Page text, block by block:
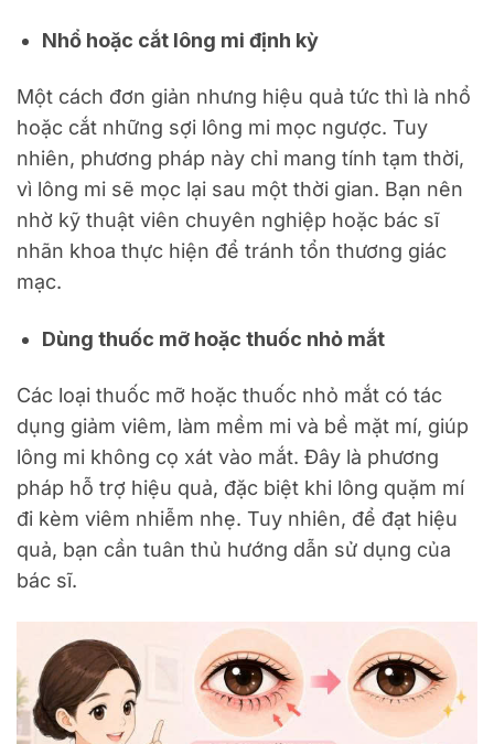
Nhổ hoặc cắt lông mi định kỳ
Một cách đơn giản nhưng hiệu quả tức thì là nhổ
hoặc cắt những sợi lông mi mọc ngược. Tuy
nhiên, phương pháp này chỉ mang tính tạm thời,
vì lông mi sẽ mọc lại sau một thời gian. Bạn nên
nhờ kỹ thuật viên chuyên nghiệp hoặc bác sĩ
nhãn khoa thực hiện để tránh tổn thương giác
mạc.
Dùng thuốc mỡ hoặc thuốc nhỏ mắt
Các loại thuốc mỡ hoặc thuốc nhỏ mắt có tác
dụng giảm viêm, làm mềm mi và bề mặt mí, giúp
lông mi không cọ xát vào mắt. Đây là phương
pháp hỗ trợ hiệu quả, đặc biệt khi lông quặm mí
đi kèm viêm nhiễm nhẹ. Tuy nhiên, để đạt hiệu
quả, bạn cần tuân thủ hướng dẫn sử dụng của
bác sĩ.